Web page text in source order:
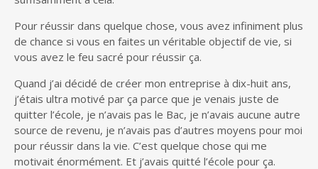
Pour réussir dans quelque chose, vous avez infiniment plus
de chance si vous en faites un véritable objectif de vie, si
vous avez le feu sacré pour réussir ça.
Quand j’ai décidé de créer mon entreprise à dix-huit ans,
j’étais ultra motivé par ça parce que je venais juste de
quitter l’école, je n’avais pas le Bac, je n’avais aucune autre
source de revenu, je n’avais pas d’autres moyens pour moi
pour réussir dans la vie. C’est quelque chose qui me
motivait énormément. Et j’avais quitté l’école pour ça.